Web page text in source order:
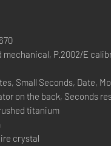
mechanical, P.2002/E
Small Seconds, Date,
on the back, Seconds
titanium
crystal